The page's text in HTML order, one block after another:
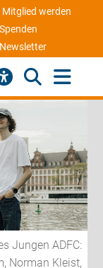
Mitglied werden
Spenden
Newsletter
Jungen ADFC:
Norman Kleist,